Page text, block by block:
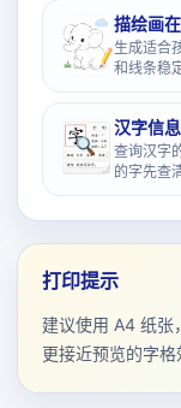
描绘画
生成适合
和线条稳
汉字信
查询汉字
的字先查
打印提示
建议使用 A4 纸张
更接近预览的字格